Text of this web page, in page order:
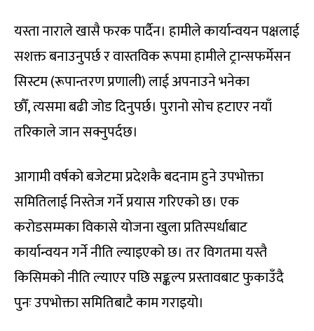
यस्ता नाराले खासै फरक पार्दैन। हामीले कार्यान्वयन पक्षलाई
सशक्त बनाउनुपर्छ र वास्तविक रूपमा हामीले ट्रान्सफर्मेसन
सिस्टम (रूपान्तरण प्रणाली) लाई अपनाउने भनेका
छौँ, त्यसमा बढी जोड दिनुपर्छ। पुरानो सोच हटाएर नयाँ
तरिकाले जान सक्नुपर्दछ।
आगामी वर्षको बजेटमा प्रदेशकै बदनाम हुने उपभोक्ता
समितिलाई निस्तेज गर्ने प्रयास गरिएको छ। एक
करोडसम्मका विकासे योजना खुला प्रतिस्पर्धाबाट
कार्यान्वयन गर्ने नीति ल्याइएको छ। तर विगतमा यस्तै
किसिमको नीति ल्याएर पछि सङ्कल्प प्रस्तावबाट फुकाउँदै
पुनः उपभोक्ता समितिबाटै काम गराइयो।